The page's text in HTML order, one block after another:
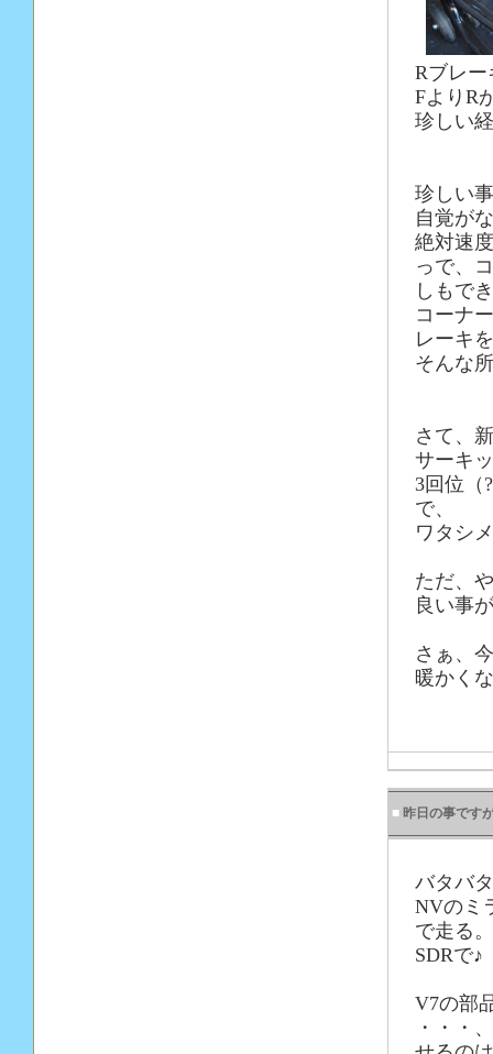
Rブレ
FよりR
珍しい
珍しい
自覚が
絶対速
っで、
しもで
コーナ
レーキ
そんな
さて、
サーキ
3回位（
で、
ワタシ
ただ、
良い事
さぁ、
暖かく
■ 昨日の事です
バタバ
NVのミ
で走る
SDRで♪
V7の部
・・・